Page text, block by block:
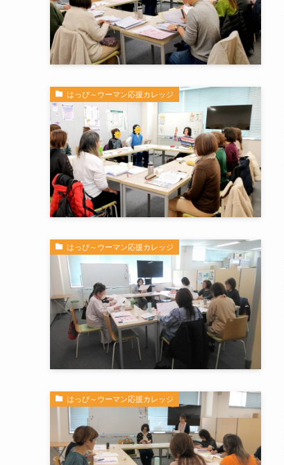
はっぴ～ウーマン応援カレッジ
はっぴ～ウーマン応援カレッジ
はっぴ～ウーマン応援カレッジ